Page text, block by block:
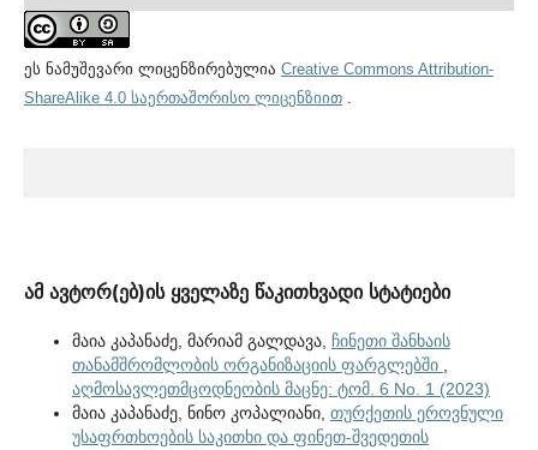
ეს ნამუშევარი ლიცენზირებულია Creative Commons Attribution-
ShareAlike 4.0 საერთაშორისო ლიცენზიით.
ამ ავტორ(ებ)ის ყველაზე წაკითხვადი სტატიები
მაია კაპანაძე, მარიამ გალდავა, ჩინეთი შანხაის
თანამშრომლობის ორგანიზაციის ფარგლებში ,
აღმოსავლეთმცოდნეობის მაცნე: ტომ. 6 No. 1 (2023)
მაია კაპანაძე, ნინო კოპალიანი, თურქეთის ეროვნული
უსაფრთხოების საკითხი და ფინეთ-შვედეთის